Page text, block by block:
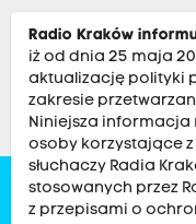
Zobacz Kultura
Radio Kraków
iż od dnia 25 maja
aktualizację polityki
zakresie
Niniejsza informacja
osoby korzystające
słuchaczy Radia
stosowanych przez
z przepisami o